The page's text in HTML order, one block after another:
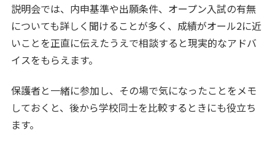
説明会では、内申基準や出願条件、オープン入試の有無
についても詳しく聞けることが多く、成績がオール2に近
いことを正直に伝えたうえで相談すると現実的なアドバ
イスをもらえます。
保護者と一緒に参加し、その場で気になったことをメモ
しておくと、後から学校同士を比較するときにも役立ち
ます。